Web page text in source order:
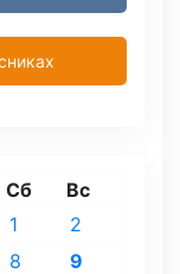
Сб Вс
1
2
8
9